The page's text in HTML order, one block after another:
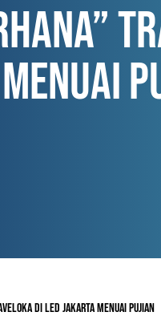
DI LED JAKARTA MENUAI PUJIAN